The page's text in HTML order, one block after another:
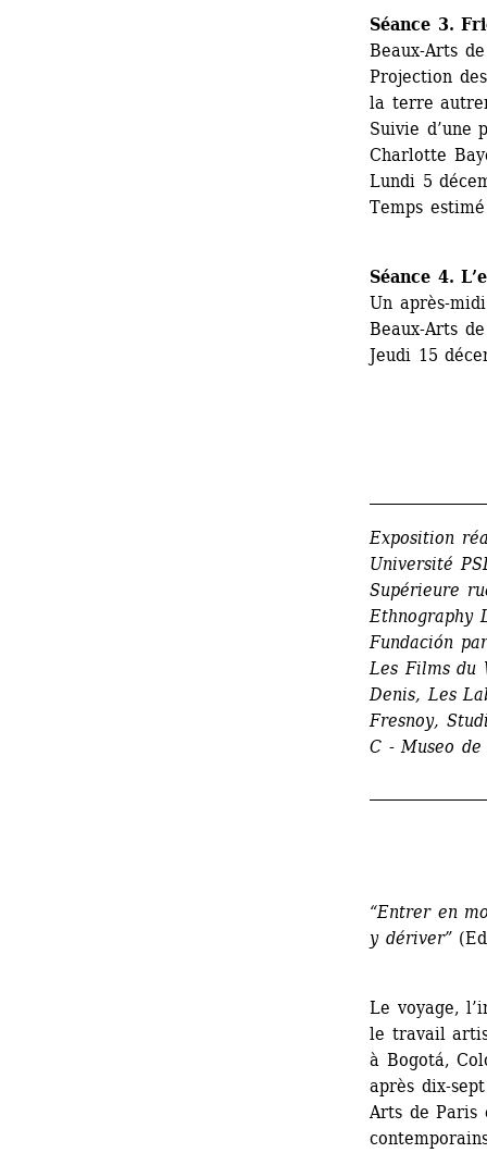
Séance 3.
Beaux-Arts
Projection
la terre
Suivie d’une
Charlotte
Lundi 5
Temps
Séance 4.
Un après-
Beaux-Arts
Jeudi 15
Exposition
Université
Supérieure
Ethnography
Fundación
Les Films du
Denis, Les
Fresnoy,
C - Museo
“Entrer en
y dériver”
Le voyage,
le travail
à Bogotá,
après dix-
Arts de Paris